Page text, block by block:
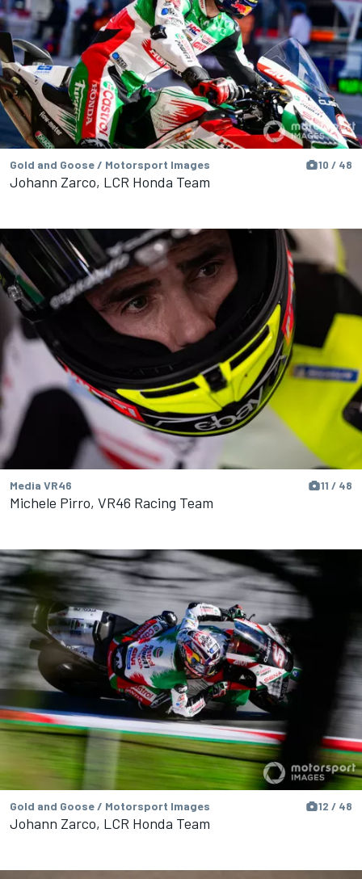
Gold and Goose / Motorsport Images 10 / 48
Johann Zarco, LCR Honda Team
Media VR46 11 / 48
Michele Pirro, VR46 Racing Team
Gold and Goose / Motorsport Images 12 / 48
Johann Zarco, LCR Honda Team